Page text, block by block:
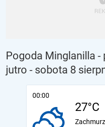
Pogoda Minglanilla
jutro - sobota 8
00:00
27°C